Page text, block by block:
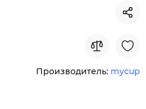
Производитель: mycup